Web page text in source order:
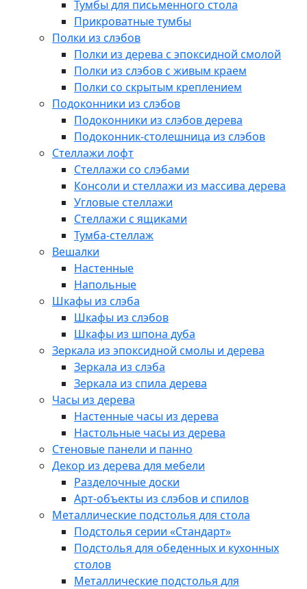
Тумбы для письменного стола
Прикроватные тумбы
Полки из слэбов
Полки из дерева с эпоксидной смолой
Полки из слэбов с живым краем
Полки со скрытым креплением
Подоконники из слэбов
Подоконники из слэбов дерева
Подоконник-столешница из слэбов
Стеллажи лофт
Стеллажи со слэбами
Консоли и стеллажи из массива дерева
Угловые стеллажи
Стеллажи с ящиками
Тумба-стеллаж
Вешалки
Настенные
Напольные
Шкафы из слэба
Шкафы из слэбов
Шкафы из шпона дуба
Зеркала из эпоксидной смолы и дерева
Зеркала из слэба
Зеркала из спила дерева
Часы из дерева
Настенные часы из дерева
Настольные часы из дерева
Стеновые панели и панно
Декор из дерева для мебели
Разделочные доски
Арт-объекты из слэбов и спилов
Металлические подстолья для стола
Подстолья серии «Стандарт»
Подстолья для обеденных и кухонных
столов
Металлические подстолья для